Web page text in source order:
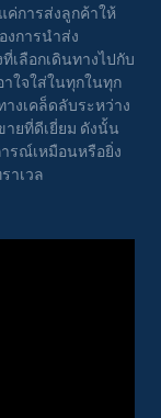
ค่การส่งลูกค้าให้
งการนำส่ง
ลือกเดินทางไปกับ
ใจใส่ในทุกในทุก
งเคล็ดลับระหว่าง
ายที่ดีเยี่ยม ดังนั้น
รณ์เหมือนหรือยิ่ง
าเวล